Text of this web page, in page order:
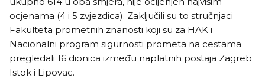
ocjenama (4 i 5 zvjezdica). Zaključili su to stručnjaci
Fakulteta prometnih znanosti koji su za HAK i
Nacionalni program sigurnosti prometa na cestama
pregledali 16 dionica između naplatnih postaja Zagreb
Istok i Lipovac.